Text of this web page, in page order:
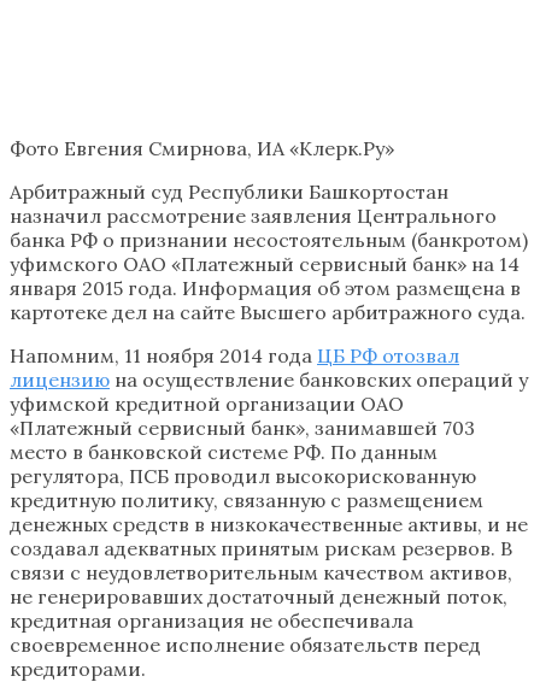
Фото Евгения Смирнова, ИА «Клерк.Ру»
Арбитражный суд Республики Башкортостан
назначил рассмотрение заявления Центрального
банка РФ о признании несостоятельным (банкротом)
уфимского ОАО «Платежный сервисный банк» на 14
января 2015 года. Информация об этом размещена в
картотеке дел на сайте Высшего арбитражного суда.
Напомним, 11 ноября 2014 года ЦБ РФ отозвал
лицензию на осуществление банковских операций у
уфимской кредитной организации ОАО
«Платежный сервисный банк», занимавшей 703
место в банковской системе РФ. По данным
регулятора, ПСБ проводил высокорискованную
кредитную политику, связанную с размещением
денежных средств в низкокачественные активы, и не
создавал адекватных принятым рискам резервов. В
связи с неудовлетворительным качеством активов,
не генерировавших достаточный денежный поток,
кредитная организация не обеспечивала
своевременное исполнение обязательств перед
кредиторами.